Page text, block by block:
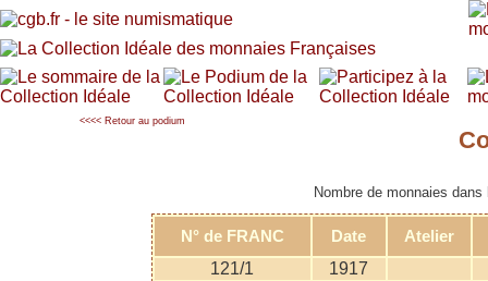
<<<< Retour au podium
Nombre de monnaies
N° de FRANC Date
Atelier
121/1
1917